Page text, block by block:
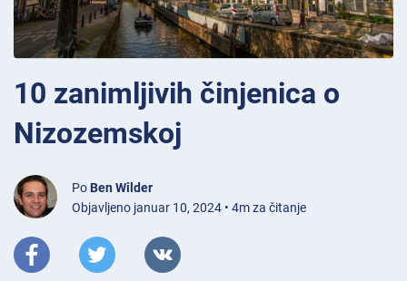
10 zanimljivih činjenica o
Nizozemskoj
Po Ben Wilder
Objavljeno januar 10, 2024 • 4m za čitanje